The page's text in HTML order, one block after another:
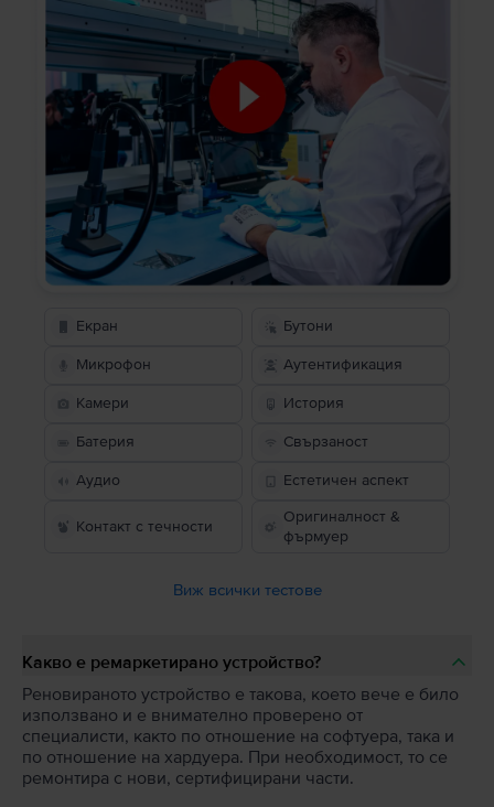
Екран Бутони
Микрофон Аутентификация
Камери История
Батерия Свързаност
Аудио Естетичен аспект
Контакт с течности
Оригиналност &
фърмуер
Виж всички тестове
Какво е ремаркетирано устройство?
Реновираното устройство е такова, което вече е било
използвано и е внимателно проверено от
специалисти, както по отношение на софтуера, така и
по отношение на хардуера. При необходимост, то се
ремонтира с нови, сертифицирани части.